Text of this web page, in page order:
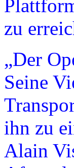
zu
„Der
Seine
ihn zu
Alain